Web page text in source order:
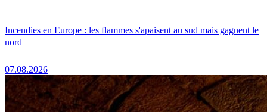
Incendies en Europe : les flammes s'apaisent au sud mais gagnent le
nord
07.08.2026